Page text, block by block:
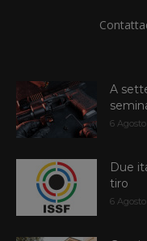
A
6
Due
tiro
6